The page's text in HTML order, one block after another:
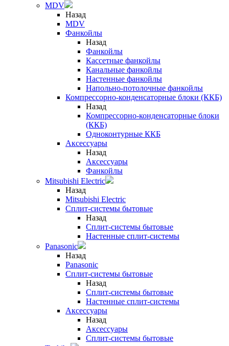
MDV
Назад
MDV
Фанкойлы
Назад
Фанкойлы
Кассетные фанкойлы
Канальные фанкойлы
Настенные фанкойлы
Напольно-потолочные фанкойлы
Компрессорно-конденсаторные блоки (ККБ)
Назад
Компрессорно-конденсаторные блоки
(ККБ)
Одноконтурные ККБ
Аксессуары
Назад
Аксессуары
Фанкойлы
Mitsubishi Electric
Назад
Mitsubishi Electric
Сплит-системы бытовые
Назад
Сплит-системы бытовые
Настенные сплит-системы
Panasonic
Назад
Panasonic
Сплит-системы бытовые
Назад
Сплит-системы бытовые
Настенные сплит-системы
Аксессуары
Назад
Аксессуары
Сплит-системы бытовые